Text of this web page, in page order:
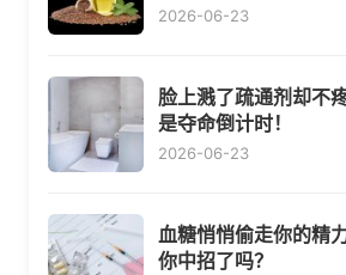
2026-06-23
脸上溅了疏通剂却不
是夺命倒计时！
2026-06-23
血糖悄悄偷走你的精
你中招了吗？